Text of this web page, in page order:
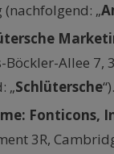
„
Böckler-Allee 7,
„Schlütersche“).
Fonticons,
3R,